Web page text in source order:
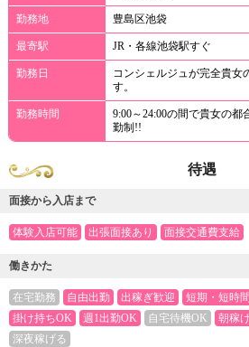
勤務地 豊島区池袋
最寄駅 JR・各線池袋駅すぐ
勤務日
コンシェルジュが完全貴女
す。
勤務時間
9:00～24:00の間で貴女の
勤制!!
待遇
面接から入店まで
体験入店可能 出張面接あり 面接交通費支給
働きかた
在宅勤務 自由出勤 出稼ぎ歓迎 短期・短時
掛け持ちOK
週1出勤OK 自宅待機OK 朝稼
深夜稼げる